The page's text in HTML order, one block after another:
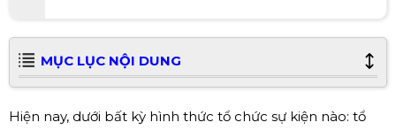
MỤC LỤC NỘI DUNG
Hiện nay, dưới bất kỳ hình thức tổ chức sự kiện nào: tổ